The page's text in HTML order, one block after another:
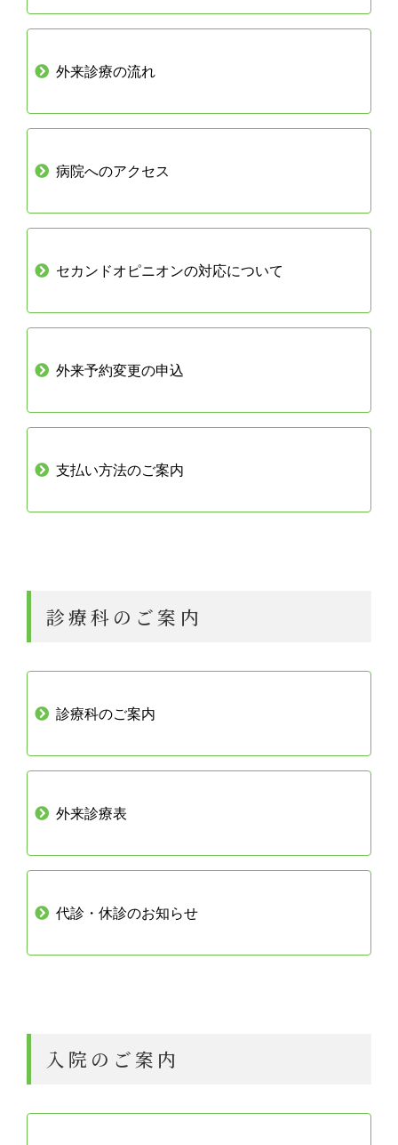
外来診療の流れ
病院へのアクセス
セカンドオピニオンの対応について
外来予約変更の申込
支払い方法のご案内
診療科のご案内
診療科のご案内
外来診療表
代診・休診のお知らせ
入院のご案内